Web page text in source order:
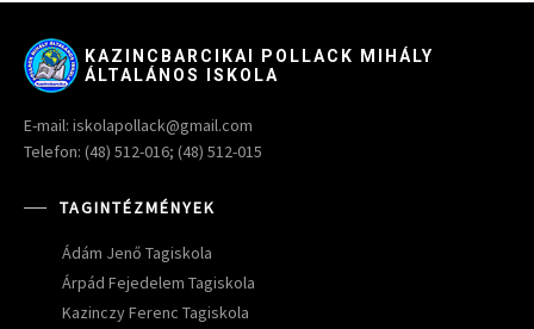
KAZINCBARCIKAI POLLACK MIHÁLY
ÁLTALÁNOS ISKOLA
E-mail: iskolapollack@gmail.com
Telefon: (48) 512-016; (48) 512-015
TAGINTÉZMÉNYEK
Ádám Jenő Tagiskola
Árpád Fejedelem Tagiskola
Kazinczy Ferenc Tagiskola